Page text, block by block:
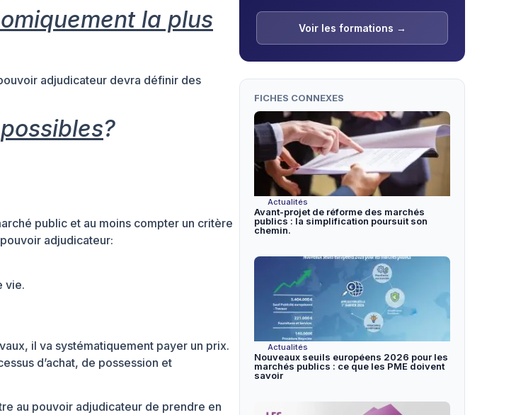
la plus
adjudicateur devra définir des
?
public et au moins compter un critère
adjudicateur:
vie.
il va systématiquement payer un prix.
d’achat, de possession et
au pouvoir adjudicateur de prendre en
Voir les formations →
FICHES CONNEXES
Actualités
Avant-projet de réforme des marchés
publics : la simplification poursuit son
chemin.
Actualités
Nouveaux seuils européens 2026 pour les
marchés publics : ce que les PME doivent
savoir